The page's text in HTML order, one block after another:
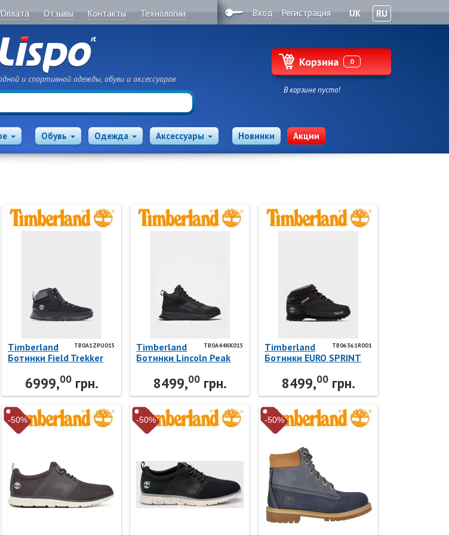
Вход Регистрация UK RU
Отзывы Контакты Технологии
Корзина 0
В корзине пусто!
и спортивной одежды, обуви и аксессуаров
Обувь Одежда Аксессуары Новинки Акции
TB0A1ZPU015
Timberland
Ботинки Field Trekker
Timberland
6999,00грн.
TB0A44KK015
Timberland
Ботинки Lincoln Peak
Timberland
8499,00грн.
TB06361R001
Timberland
Ботинки EURO SPRINT
Timberland
8499,00грн.
-50% -50% -50%